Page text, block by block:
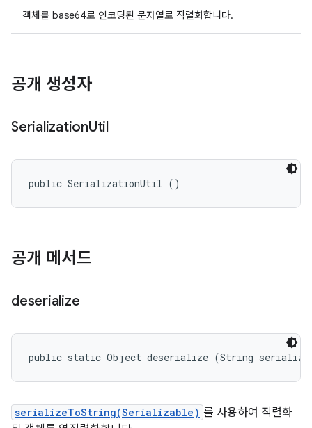
객체를 base64로 인코딩된 문자열로 직렬화합니다.
공개 생성자
SerializationUtil
public SerializationUtil ()
공개 메서드
deserialize
public static Object deserialize (String
serializeToString(Serializable) 를 사용하여 직렬화